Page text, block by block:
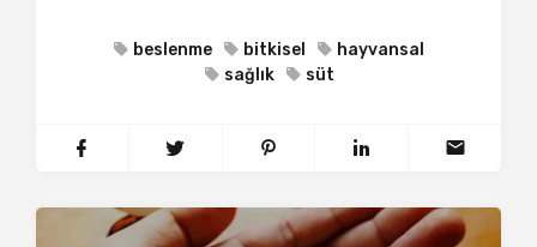
beslenme bitkisel
hayvansal
sağlık
süt